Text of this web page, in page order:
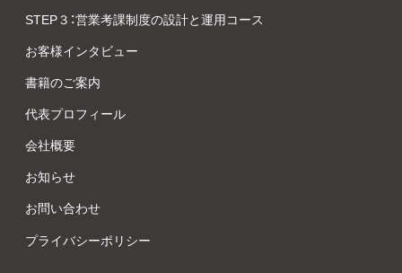
STEP３：営業考課制度の設計と運用コース
お客様インタビュー
書籍のご案内
代表プロフィール
会社概要
お知らせ
お問い合わせ
プライバシーポリシー